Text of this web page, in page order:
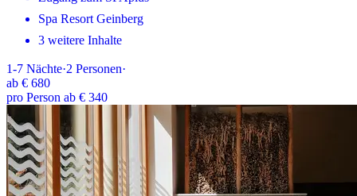
Spa Resort Geinberg
3 weitere Inhalte
1-7 Nächte·2 Personen·
ab € 680
pro Person ab € 340